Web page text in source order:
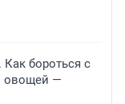
бороться с
овощей —